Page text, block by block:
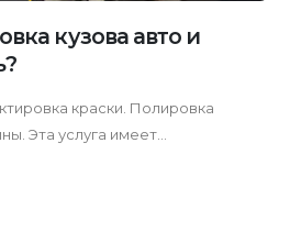
кузова авто и
краски. Полировка
Эта услуга имеет...